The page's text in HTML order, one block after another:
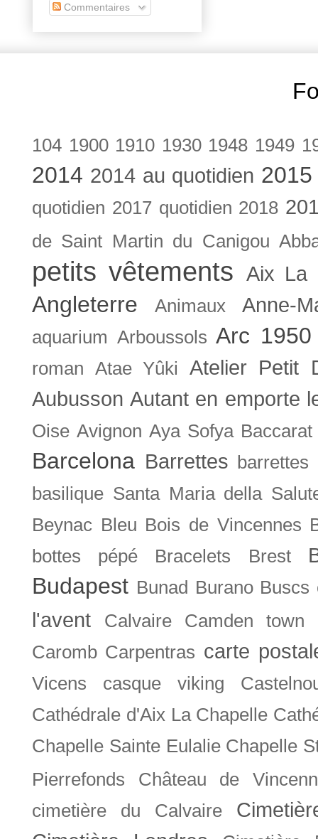
Commentaires
104 1900 1910 1930 1948 1949
2014 2014 au quotidien
quotidien 2017 quotidien 2018
de Saint Martin du Canigou
petits vêtements Aix La
Angleterre Animaux Anne-
aquarium Arboussols Arc 1950
roman Atae Yûki
Atelier Petit
Aubusson Autant en emporte
Oise Avignon Aya Sofya Baccarat
Barcelona Barrettes barrettes
basilique Santa Maria della
Beynac Bleu Bois de Vincennes
bottes pépé
Bracelets Brest
Budapest Bunad Burano Buscs
l'avent Calvaire Camden town
Caromb Carpentras carte
Vicens casque viking
Cathédrale d'Aix La Chapelle
Chapelle Sainte Eulalie Chapelle
Pierrefonds
Château de
cimetière du Calvaire